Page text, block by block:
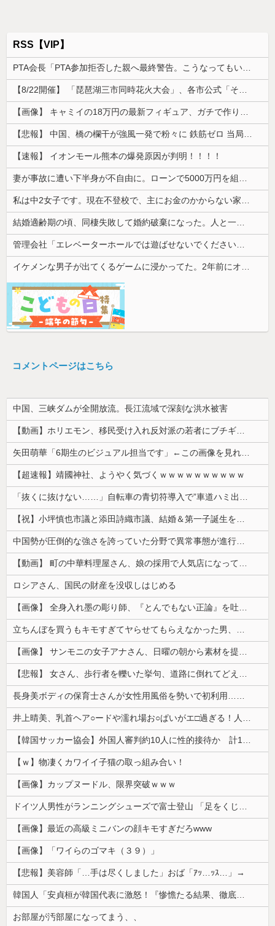
RSS【VIP】
【速報】 イオンモール熊本の爆発原因が判明！！！！
コメントページはこちら
中国、三峡ダムが全開放流。長江流域で深刻な洪水被害
【動画】ホリエモン、移民受け入れ反対派の若者にブチギレ→スタジオ誰も反論できず沈黙w
矢田萌華「6期生のビジュアル担当です」←この画像を見れば誰もが納得【画像あり】
【超速報】靖國神社、ようやく気づくｗｗｗｗｗｗｗｗｗｗ
「抜くに抜けない……」自転車の青切符導入で”車道ハミ出し”が急増中
【祝】小坪慎也市議と添田詩織市議、結婚＆第一子誕生を発表 → ｗｗｗｗｗｗｗｗｗｗｗｗ
中国勢が圧倒的な強さを誇っていた分野で異常事態が進行中、日本勢が3人も準決勝に進む一方で中国勢が……
【動画】 町の中華料理屋さん、娘の採用で人気店になってしまう
ロシアさん、国民の財産を没収しはじめる
【画像】 全身入れ墨の彫り師、『とんでもない正論』を吐いて30万再生されてしまうｗｗｗｗｗｗｗ
立ちんぼを買うもキモすぎてヤらせてもらえなかった男、代わりの足コキでまさかの大量身寸米青ｗｗｗ
【画像】 サンモニの女子アナさん、日曜の朝から素材を提供してしまう
【悲報】 女さん、歩行者を轢いた挙句、道路に倒れてどえらいことになってしまうw w w w w w w
長身美ボディの保育士さんが女性用風俗を勢いで初利用…子供に絶対見せられないメスの顔でイキまくり。
井上晴美、乳首ヘア○ードや濡れ場お○ぱいがエ□過ぎる！人生最後のラスト写真集、最高！！
【韓国サッカー協会】外国人審判約10人に性的接待か 計1496回、約2億ウォン（約2200万円）
【ｗ】物凄くカワイイ子猫の取っ組み合い！
【画像】カップヌードル、限界突破ｗｗｗ
ドイツ人男性がランニングシューズで富士登山 「足をくじいて動けない」
【画像】最近の高級ミニバンの顔キモすぎだろwww
【画像】「ワイらのゴマキ（３９）」
【悲報】美容師「…手は尽くしました」おば「ｱｯ…ｯｽ…」→
韓国人「安貞桓が韓国代表に激怒！『惨憺たる結果、徹底的な刷新が必要だ』と監督や協会を痛烈批判」
お部屋が汚部屋になってまう、、